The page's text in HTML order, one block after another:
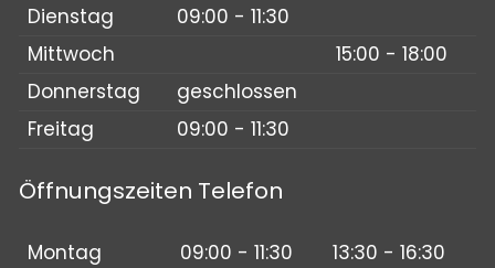
Dienstag
09:00 - 11:30
Mittwoch
15:00 - 18:00
Donnerstag
geschlossen
Freitag
09:00 - 11:30
Öffnungszeiten Telefon
Montag 09:00 - 11:30
13:30 - 16:30